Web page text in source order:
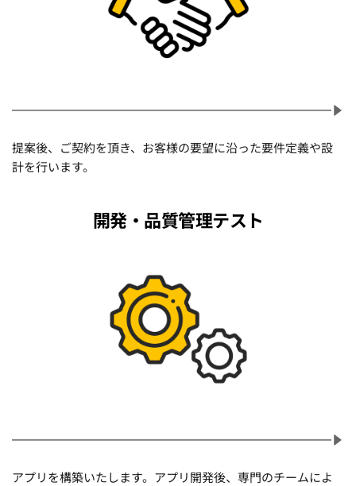
提案後、ご契約を頂き、お客様の要望に沿った要件定義や設
計を行います。
開発・品質管理テスト
アプリを構築いたします。アプリ開発後、専門のチームによ